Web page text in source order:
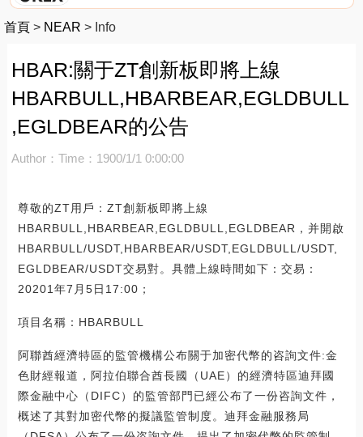
首頁 > NEAR > Info
HBAR:關于ZT創新板即將上線
HBARBULL,HBARBEAR,EGLDBULL
,EGLDBEAR的公告
Author： Time：1900/1/1 0:00:00
尊敬的ZT用戶：ZT創新板即將上線
HBARBULL,HBARBEAR,EGLDBULL,EGLDBEAR，并開啟
HBARBULL/USDT,HBARBEAR/USDT,EGLDBULL/USDT,
EGLDBEAR/USDT交易對。具體上線時間如下：交易：
20201年7月5日17:00；
項目名稱：HBARBULL
阿聯酋經濟特區的監管機構公布關于加密代幣的咨詢文件:金
色財經報道，阿拉伯聯合酋長國（UAE）的經濟特區迪拜國
際金融中心（DIFC）的監管部門已經公布了一份咨詢文件，
概述了其對加密代幣的擬議監管制度。迪拜金融服務局